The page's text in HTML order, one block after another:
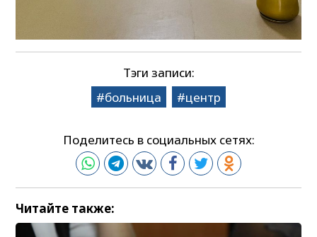
Тэги записи:
больница
центр
Поделитесь в социальных сетях:
Читайте также: